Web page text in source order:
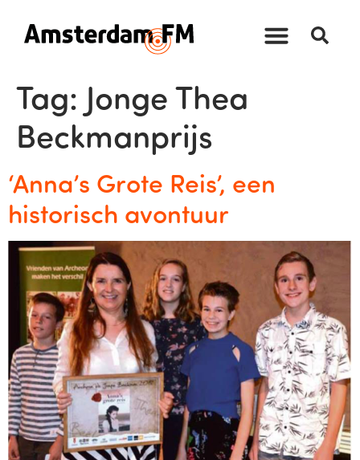
Tag: Jonge Thea
Beckmanprijs
‘Anna’s Grote Reis’, een
historisch avontuur